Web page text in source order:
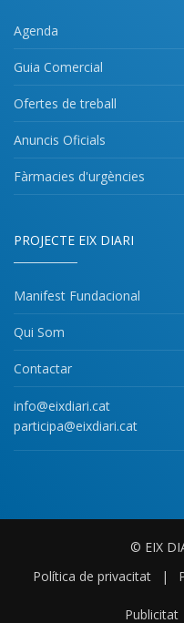
Agenda
Guia Comercial
Ofertes de treball
Anuncis Oficials
Fàrmacies d'urgències
PROJECTE EIX DIARI
Manifest Fundacional
Qui Som
Contactar
info@eixdiari.cat
participa@eixdiari.cat
© EIX
Política de privacitat
|
Publicitat